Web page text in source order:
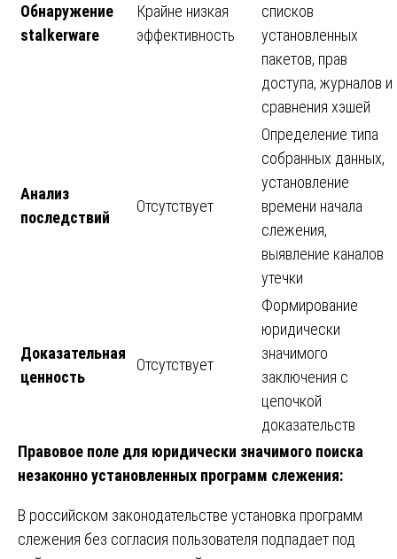
Обнаружение
stalkerware
Крайне низкая
эффективность
списков
установленных
пакетов, прав
доступа, журналов и
сравнения хэшей
Анализ
последствий
Отсутствует
Определение типа
собранных данных,
установление
времени начала
слежения,
выявление каналов
утечки
Доказательная
ценность
Отсутствует
Формирование
юридически
значимого
заключения с
цепочкой
доказательств
Правовое поле для юридически значимого поиска
незаконно установленных программ слежения:
В российском законодательстве установка программ
слежения без согласия пользователя подпадает под